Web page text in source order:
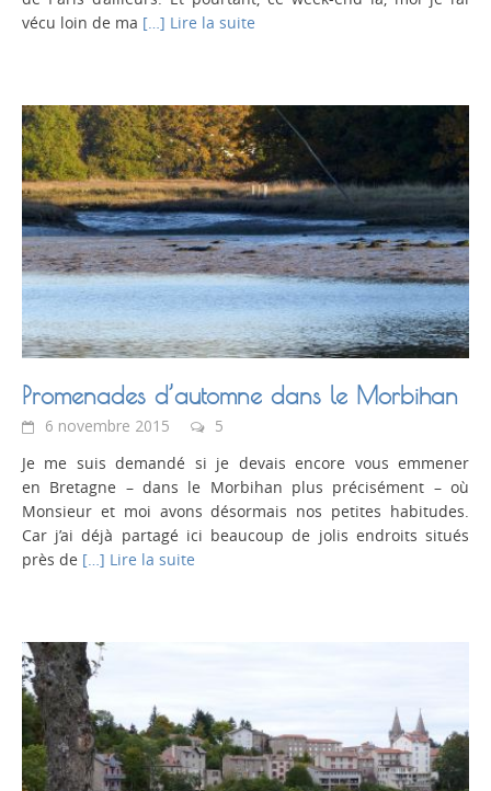
vécu loin de ma […] Lire la suite
Promenades d’automne dans le Morbihan
6 novembre 2015
5
Je me suis demandé si je devais encore vous emmener
en Bretagne – dans le Morbihan plus précisément – où
Monsieur et moi avons désormais nos petites habitudes.
Car j’ai déjà partagé ici beaucoup de jolis endroits situés
près de […] Lire la suite